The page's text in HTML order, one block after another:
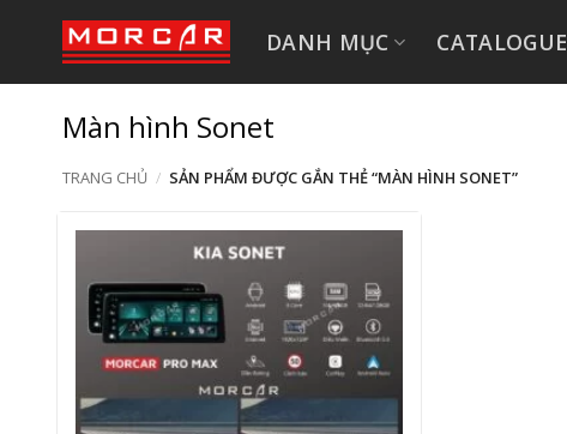
nội
DANH MỤC CATALOGUE
Màn hình Sonet
TRANG CHỦ / SẢN PHẨM ĐƯỢC GẮN THẺ “MÀN HÌNH SONET”